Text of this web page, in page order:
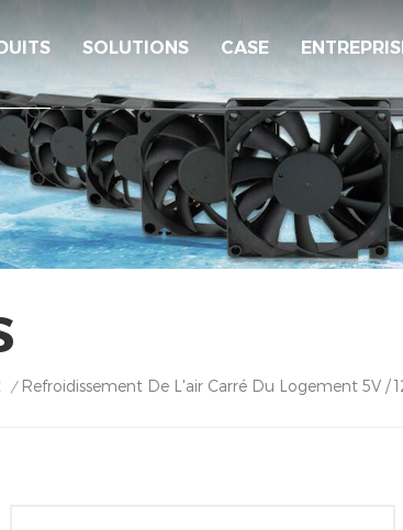
SOLUTIONS CASE
/ Refroidissement De L'air Carré Du Logement 5V /